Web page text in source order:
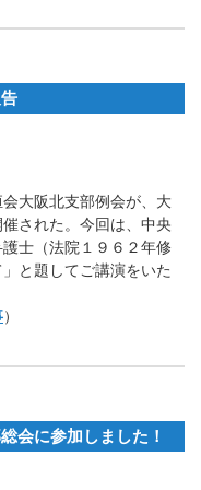
大阪北支部例会が、大
された。今回は、中央
士（法院１９６２年修
と題してご講演をいた
）
会に参加しました！